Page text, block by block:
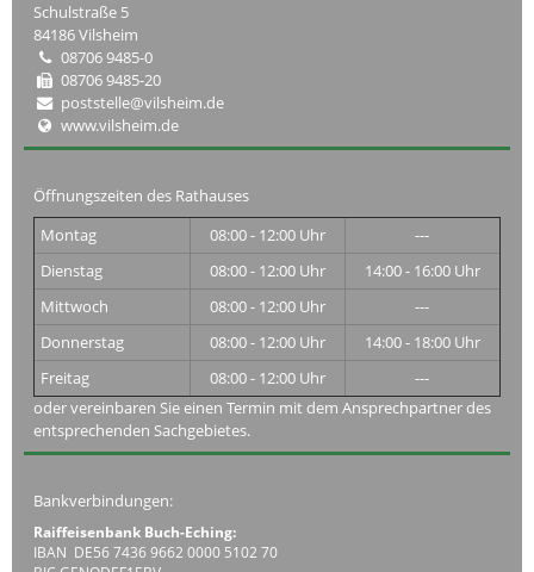
Schulstraße 5
84186 Vilsheim
08706 9485-0
08706 9485-20
poststelle@vilsheim.de
www.vilsheim.de
Öffnungszeiten des Rathauses
Montag
08:00 - 12:00 Uhr
---
Dienstag
08:00 - 12:00 Uhr
14:00 - 16:00 Uhr
Mittwoch
08:00 - 12:00 Uhr
---
Donnerstag
08:00 - 12:00 Uhr
14:00 - 18:00 Uhr
Freitag
08:00 - 12:00 Uhr
---
oder vereinbaren Sie einen Termin mit dem Ansprechpartner des
entsprechenden Sachgebietes.
Bankverbindungen:
Raiffeisenbank Buch-Eching:
IBAN DE56 7436 9662 0000 5102 70